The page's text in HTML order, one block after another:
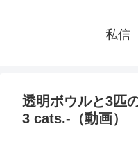
私信
透明ボウルと3匹
3 cats.-（動画）